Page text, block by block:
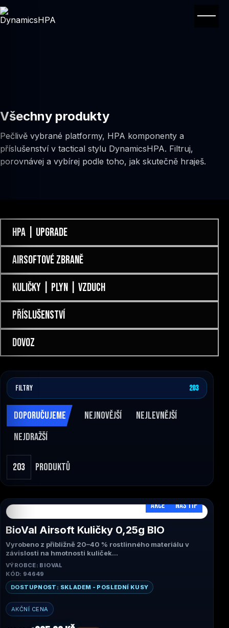
Všechny produkty
Pečlivě vybrané platformy, HPA komponenty a
příslušenství v tactical stylu DynamicsHPA. Filtruj,
porovnávej a vybírej podle toho, jak skutečně hraješ.
HPA | UPGRADE
AIRSOFTOVÉ ZBRANĚ
KULIČKY | PLYN | VZDUCH
PŘÍSLUŠENSTVÍ
DOVOZ
FILTRY 203
DOPORUČUJEME NEJNOVĚJŠÍ
NEJLEVNĚJŠÍ
NEJDRAŽŠÍ
203 PRODUKTŮ
AKCE NÁŠ TIP
BioVal Airsoft Kuličky 0,25g BIO
Vyrobeno z přibližně 20–40 % rostlinného materiálu v
závislosti na hmotnosti kuliček
Určeno pro profesionální trénink a simulační hry
100% inertní
Dokonale kulovité
Schváleno pro soutěže American Milsim, Milsim West a
OLCMSS jako bio kuličky
Dokonale kulovité, s nízkým odporem, menší rozměry a
rovnoměrnou hustotou. Produktová řada BioVal™ je
balisticky nejpřesnější a nejstabilnější kulička na trhu.
VÝROBCE: BIOVAL
KÓD: 94649
DOSTUPNOST: SKLADEM - POSLEDNÍ KUSY
AKČNÍ CENA